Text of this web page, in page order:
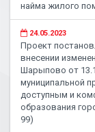
найма жилого
24.05.2023
Проект
внесении
Шарыпово от
муниципальной
доступным и
образования
99)